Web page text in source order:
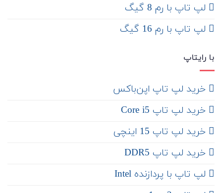
لپ تاپ با رم 8 گیگ
لپ تاپ با رم 16 گیگ
با رایتاپ
‌ خرید لپ تاپ اپن‌باکس
خرید لپ تاپ Core i5
‌‌ خرید لپ تاپ 15 اینچی
خرید لپ تاپ DDR5
لپ تاپ با پردازنده Intel